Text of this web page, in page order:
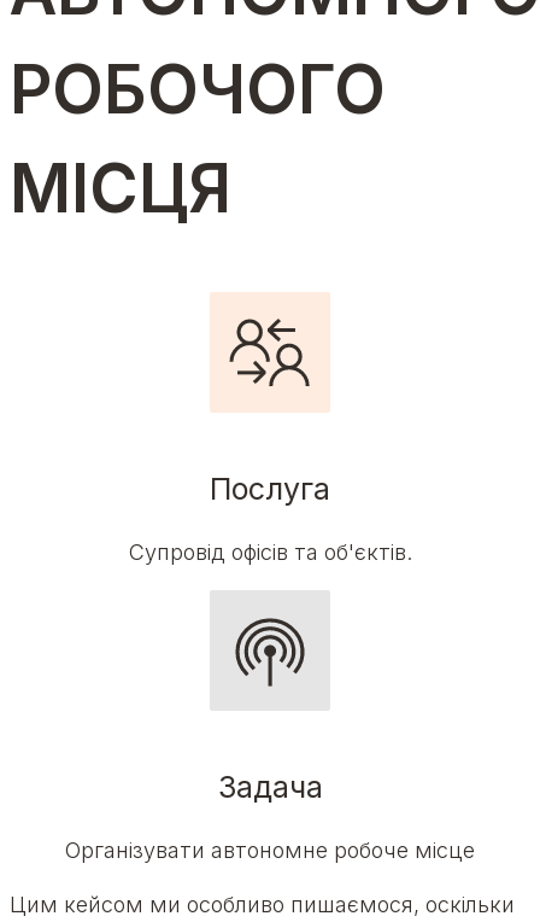
РОБОЧОГО
МІСЦЯ
Послуга
Супровід офісів та об'єктів.
Задача
Організувати автономне робоче місце
Цим кейсом ми особливо пишаємося, оскільки